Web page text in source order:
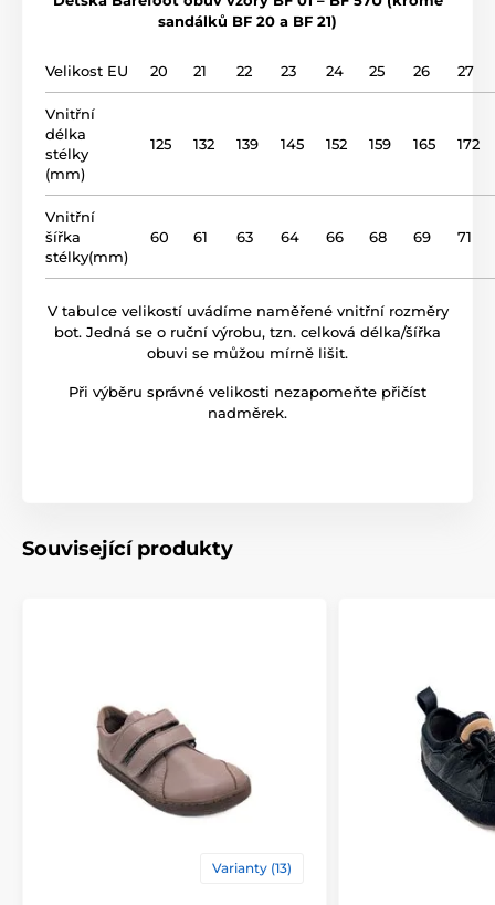
označením "ploutvičky či vějířky" - prostě pro ty se
širšími nohami, které konvenční boty tlačí a nebo se
pohodlí a eleganci pomocí našich Barefoot bot, které
jsou jak praktické, tak stylové.
Produkt je zařazen v kategoriích
Tenisky
Tenisky
bavlna
podšívka bavlna
podrážka
gumová podrážka (no
název modelu
sandálků BF 20 a BF 21)
Velikost EU 20 21 22 23 24 25 26 27
Vnitřní
délka
stélky
(mm)
125 132 139 145 152 159 165 172
Vnitřní
šířka
stélky(mm)
60 61 63 64 66 68 69 71
V tabulce velikostí uvádíme naměřené vnitřní rozměry
bot. Jedná se o ruční výrobu, tzn. celková délka/šířka
obuvi se můžou mírně lišit.
Při výběru správné velikosti nezapomeňte přičíst
nadměrek.
Související produkty
Varianty (13)